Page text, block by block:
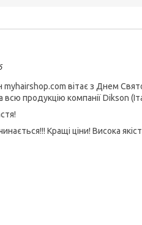
myhairshop.com вітає з Днем
всю продукцію компанії Dikson
Кращі ціни! Висока